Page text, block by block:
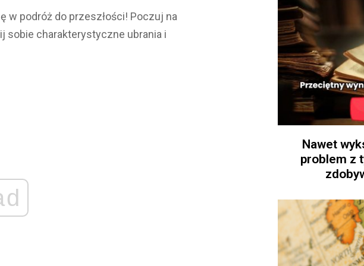
w podróż do przeszłości! Poczuj na
sobie charakterystyczne ubrania i
Nawet
problem z